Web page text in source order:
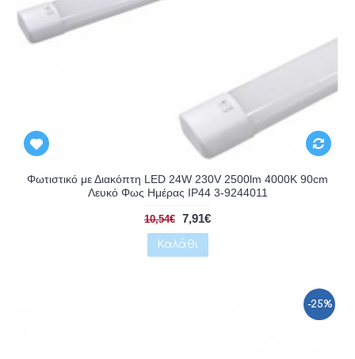
Φωτιστικό με Διακόπτη LED 24W 230V 2500lm 4000K 90cm
Λευκό Φως Ημέρας IP44 3-9244011
10,54€ 7,91€
Καλάθι
-25%